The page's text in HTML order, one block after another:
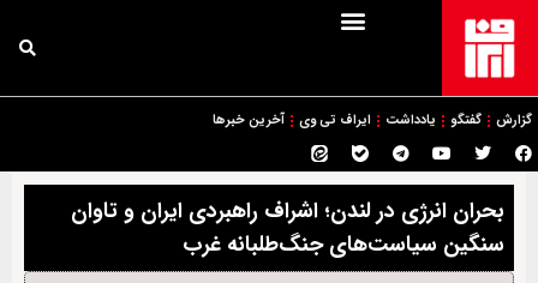
گزارش گفتگو یادداشت ایراف تی وی آخرین خبرها
بحران انرژی در لندن؛ اشراف راهبردی ایران و تاوان
سنگین سیاست‌های جنگ‌طلبانه غرب